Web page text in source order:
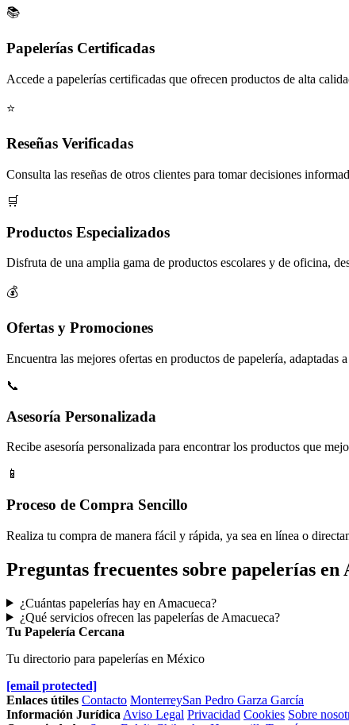
📚
Papelerías Certificadas
Accede a papelerías certificadas que ofrecen productos de alta
⭐
Reseñas Verificadas
Consulta las reseñas de otros clientes para tomar decisiones
🛒
Productos Especializados
Disfruta de una amplia gama de productos escolares y de oficina,
💰
Ofertas y Promociones
Encuentra las mejores ofertas en productos de papelería, adaptadas
📞
Asesoría Personalizada
Recibe asesoría personalizada para encontrar los productos que
📱
Proceso de Compra Sencillo
Realiza tu compra de manera fácil y rápida, ya sea en línea o
Preguntas frecuentes sobre papelerías en
¿Cuántas papelerías hay en Amacueca?
¿Qué servicios ofrecen las papelerías de Amacueca?
Tu Papelería Cercana
Tu directorio para papelerías en México
[email protected]
Enlaces útiles Contacto MonterreySan Pedro Garza García
Información Jurídica Aviso Legal Privacidad Cookies Sobre